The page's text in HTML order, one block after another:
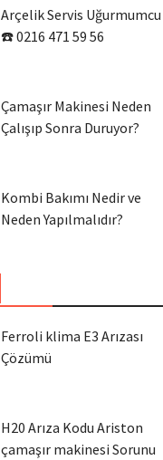
Arçelik Servis Uğurmumcu
☎️ 0216 471 59 56
Çamaşır Makinesi Neden
Çalışıp Sonra Duruyor?
Kombi Bakımı Nedir ve
Neden Yapılmalıdır?
Ferroli klima E3 Arızası
Çözümü
H20 Arıza Kodu Ariston
çamaşır makinesi Sorunu